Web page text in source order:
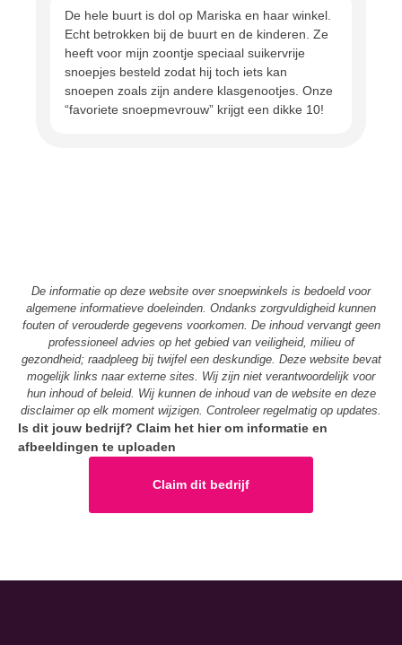
De hele buurt is dol op Mariska en haar winkel.
Echt betrokken bij de buurt en de kinderen. Ze
heeft voor mijn zoontje speciaal suikervrije
snoepjes besteld zodat hij toch iets kan
snoepen zoals zijn andere klasgenootjes. Onze
“favoriete snoepmevrouw” krijgt een dikke 10!
De informatie op deze website over snoepwinkels is bedoeld voor
algemene informatieve doeleinden. Ondanks zorgvuldigheid kunnen
fouten of verouderde gegevens voorkomen. De inhoud vervangt geen
professioneel advies op het gebied van veiligheid, milieu of
gezondheid; raadpleeg bij twijfel een deskundige. Deze website bevat
mogelijk links naar externe sites. Wij zijn niet verantwoordelijk voor
hun inhoud of beleid. Wij kunnen de inhoud van de website en deze
disclaimer op elk moment wijzigen. Controleer regelmatig op updates.
Is dit jouw bedrijf? Claim het hier om informatie en
afbeeldingen te uploaden
Claim dit bedrijf